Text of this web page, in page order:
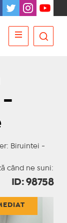
-
Biruintei -
când ne suni:
ID: 98758